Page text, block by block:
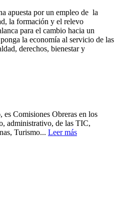
apuesta por un empleo de la
la formación y el relevo
para el cambio hacia un
la economía al servicio de las
derechos, bienestar y
Comisiones Obreras en los
administrativo, de las TIC,
Turismo... Leer más